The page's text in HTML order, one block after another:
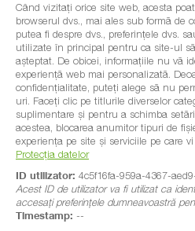
Când vizitați orice site web, acesta
browserul dvs., mai ales sub formă de
putea fi despre dvs., preferințele dvs.
utilizate în principal pentru ca site-ul
așteptat. De obicei, informațiile nu vă
experiență web mai personalizată.
confidențialitate, puteți alege să nu
uri. Faceți clic pe titlurile diverselor
suplimentare și pentru a schimba
acestea, blocarea anumitor tipuri de
experiența pe site și serviciile pe care
Protecția datelor
ID utilizator: 4c5f16fa-959a-4367-
Acest ID de utilizator va fi utilizat ca
accesați preferințele dumneavoastră
Timestamp: --